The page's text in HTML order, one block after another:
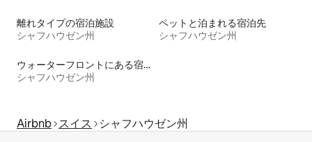
離れタイプの宿泊施設
シャフハウゼン州
ペットと泊まれる宿泊先
シャフハウゼン州
ウォーターフロントにある宿泊施設
シャフハウゼン州
Airbnb スイス シャフハウゼン州